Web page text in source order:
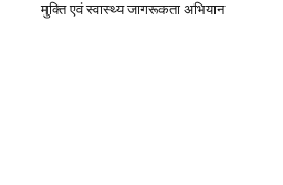
मुक्ति एवं स्वास्थ्य जागरूकता अभियान